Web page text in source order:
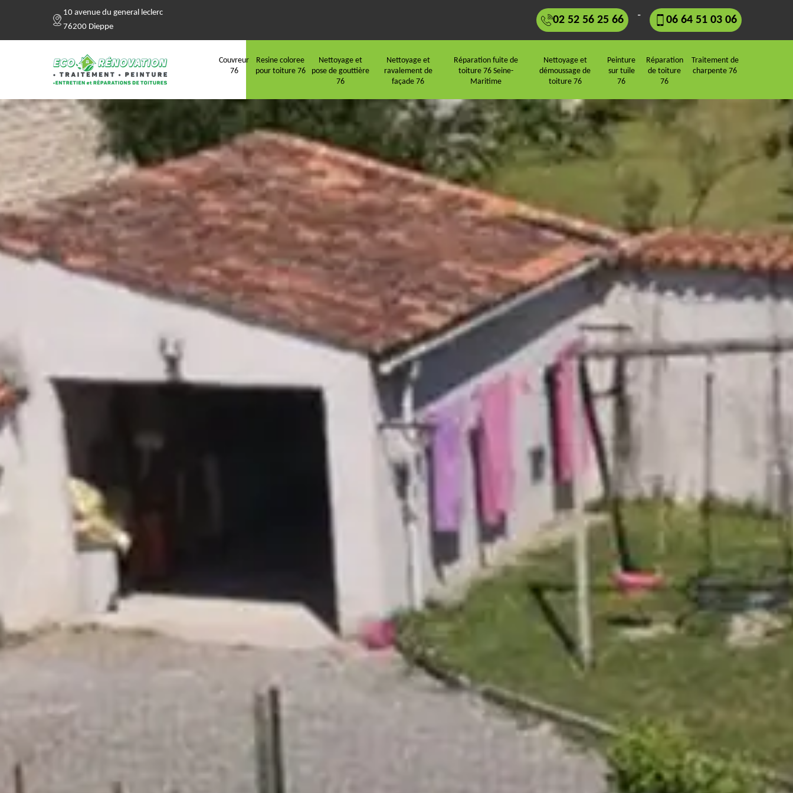
10 avenue du general leclerc
76200 Dieppe
02 52 56 25 66 - 06 64 51 03 06
Couvreur
76
Resine coloree
pour toiture 76
Nettoyage et
pose de gouttière
76
Nettoyage et
ravalement de
façade 76
Réparation fuite de
toiture 76 Seine-
Maritime
Nettoyage et
démoussage de
toiture 76
Peinture
sur tuile
76
Réparation
de toiture
76
Traitement de
charpente 76